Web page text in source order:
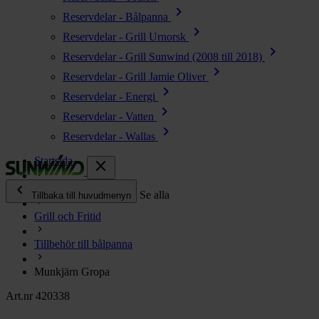
Reservdelar - Bålpanna chevron_right
Reservdelar - Grill Urnorsk chevron_right
Reservdelar - Grill Sunwind (2008 till 2018) chevron_right
Reservdelar - Grill Jamie Oliver chevron_right
Reservdelar - Energi chevron_right
Reservdelar - Vatten chevron_right
Reservdelar - Wallas
chevron_right
close
chevron_left
Tillbaka till huvudmenyn Se alla
Energi chevron_right
Kök & Gasol chevron_right
Värme chevron_right
Vatten
Startsida
Grill och Fritid
Tillbehör till bålpanna
Munkjärn Gropa
Art.nr 420338